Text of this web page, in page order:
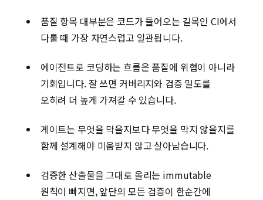
품질 항목 대부분은 코드가 들어오는 길목인 CI에서
다룰 때 가장 자연스럽고 일관됩니다.
에이전트로 코딩하는 흐름은 품질에 위협이 아니라
기회입니다. 잘 쓰면 커버리지와 검증 밀도를
오히려 더 높게 가져갈 수 있습니다.
게이트는 무엇을 막을지보다 무엇을 막지 않을지를
함께 설계해야 미움받지 않고 살아남습니다.
검증한 산출물을 그대로 올리는 immutable
원칙이 빠지면, 앞단의 모든 검증이 한순간에